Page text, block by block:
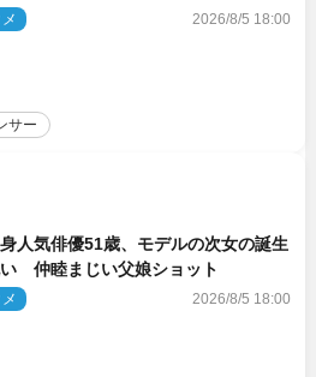
2026/8/5 18:00
サー
人気俳優51歳、モデルの次女の誕生
い 仲睦まじい父娘ショット
2026/8/5 18:00